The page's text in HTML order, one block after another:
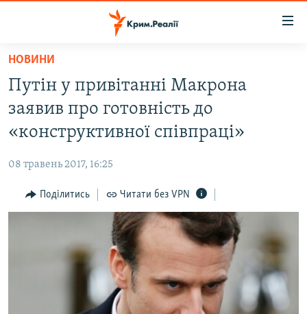
Перейти
основного
матеріалу
до
основної
навігації
Перейти
до
ВОДА.КРИМ
ВІДЕО ТА ФОТО
БЛОГИ
ПОГЛЯД
ВСЕ ЗА ДЕНЬ
СПЕЦПРОЕКТИ
ЯК ОБІЙТИ БЛОКУВАННЯ
НОВИНИ
Путін у привітанні Макрона
заявив про готовність до
«конструктивної співпраці»
08 травень 2017, 16:25
Поділитись Читати без VPN